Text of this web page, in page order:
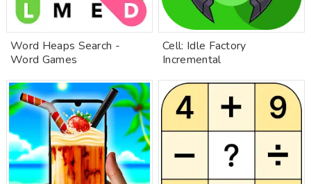
Word Heaps Search -
Word Games
Cell: Idle Factory
Incremental